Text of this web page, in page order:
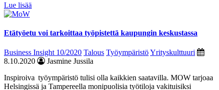
Lue lisää
Etätyöetu voi tarkoittaa työpistettä kaupungin keskustassa
Business Insight 10/2020 Talous TyöympäristöYrityskulttuuri
8.10.2020
Jasmine Jussila
Inspiroiva työympäristö tulisi olla kaikkien saatavilla. MOW tarjoaa
Helsingissä ja Tampereella monipuolisia työtiloja vakituisiksi